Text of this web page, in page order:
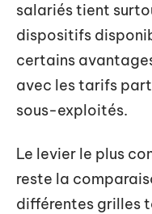
salariés tient
dispositifs
certains
avec les tarifs
sous-exploités.
Le levier le plus
reste la
différentes grilles